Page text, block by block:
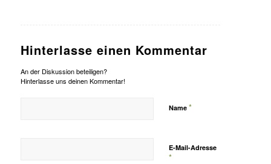
Hinterlasse einen Kommentar
An der Diskussion beteiligen?
Hinterlasse uns deinen Kommentar!
Name *
E-Mail-Adresse
*